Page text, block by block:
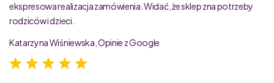
ekspresowa realizacja zamówienia. Widać, że sklep zna potrzeby
rodziców i dzieci.
Katarzyna Wiśniewska, Opinie z Google